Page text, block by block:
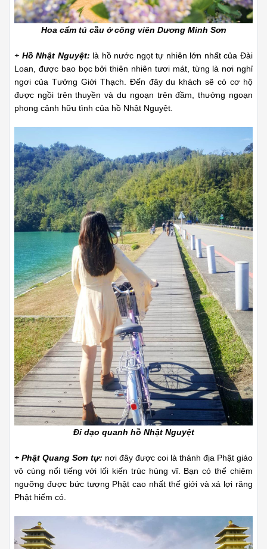
Hoa cẩm tú cầu ở công viên Dương Minh Sơn
+ Hồ Nhật Nguyệt: là hồ nước ngọt tự nhiên lớn nhất của Đài
Loan, được bao bọc bởi thiên nhiên tươi mát, từng là nơi nghỉ
ngơi của Tưởng Giới Thạch. Đến đây du khách sẽ có cơ hộ
được ngồi trên thuyền và du ngoạn trên đầm, thưởng ngoạn
phong cảnh hữu tình của hồ Nhật Nguyệt.
Đi dạo quanh hồ Nhật Nguyệt
+ Phật Quang Sơn tự: nơi đây được coi là thánh địa Phật giáo
vô cùng nổi tiếng với lối kiến trúc hùng vĩ. Bạn có thể chiêm
ngưỡng được bức tượng Phật cao nhất thế giới và xá lợi răng
Phật hiếm có.